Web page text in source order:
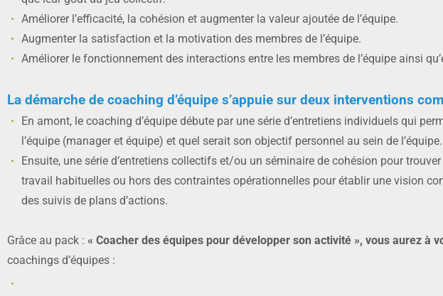
Améliorer l’efficacité, la cohésion et augmenter la valeur ajoutée de l’équipe.
Augmenter la satisfaction et la motivation des membres de l’équipe.
Améliorer le fonctionnement des interactions entre les membres de l’équipe ainsi
La démarche de coaching d’équipe s’appuie sur deux interventions
En amont, le coaching d’équipe débute par une série d’entretiens individuels qui
l’équipe (manager et équipe) et quel serait son objectif personnel au sein de l’équipe.
Ensuite, une série d’entretiens collectifs et/ou un séminaire de cohésion pour
travail habituelles ou hors des contraintes opérationnelles pour établir une vision
des suivis de plans d’actions.
Grâce au pack : « Coacher des équipes pour développer son activité », vous aurez à
coachings d’équipes :